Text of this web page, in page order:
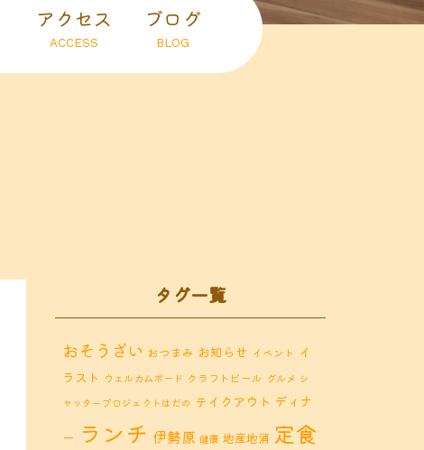
アクセス
ACCESS
ブログ
BLOG
タグ一覧
おそうざい おつまみ お知らせ イベント イ
ラスト ウェルカムボード クラフトビール グルメ シ
ャッタープロジェクトはだの テイクアウト ディナ
ー ランチ 伊勢原 健康 地産地消 定食